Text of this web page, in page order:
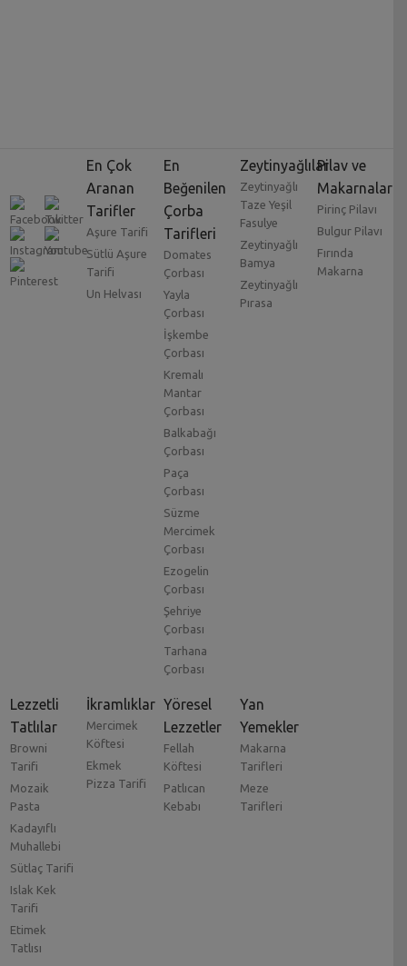
En Çok
Aranan
Tarifler
Aşure Tarifi
Sütlü Aşure
Tarifi
Un Helvası
En
Beğenilen
Çorba
Tarifleri
Domates
Çorbası
Yayla
Çorbası
İşkembe
Çorbası
Kremalı
Mantar
Çorbası
Balkabağı
Çorbası
Paça
Çorbası
Süzme
Mercimek
Çorbası
Ezogelin
Çorbası
Şehriye
Çorbası
Tarhana
Çorbası
Zeytinyağlılar
Zeytinyağlı
Taze Yeşil
Fasulye
Zeytinyağlı
Bamya
Zeytinyağlı
Pırasa
Pilav ve
Makarnalar
Pirinç Pilavı
Bulgur Pilavı
Fırında
Makarna
Lezzetli
Tatlılar
Browni
Tarifi
Mozaik
Pasta
Kadayıflı
Muhallebi
Sütlaç Tarifi
Islak Kek
Tarifi
Etimek
Tatlısı
İkramlıklar
Mercimek
Köftesi
Ekmek
Pizza Tarifi
Yöresel
Lezzetler
Fellah
Köftesi
Patlıcan
Kebabı
Yan
Yemekler
Makarna
Tarifleri
Meze
Tarifleri